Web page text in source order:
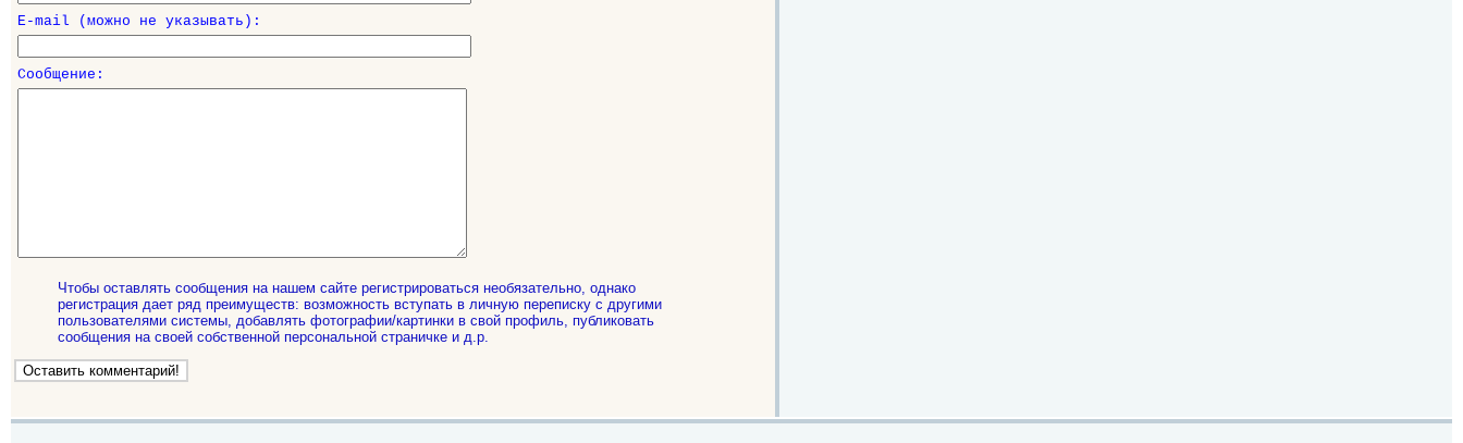
E-mail (можно не указывать):
Сообщение:
Чтобы оставлять сообщения на нашем сайте регистрироваться необязательно, однако
регистрация дает ряд преимуществ: возможность вступать в личную переписку с другими
пользователями системы, добавлять фотографии/картинки в свой профиль, публиковать
сообщения на своей собственной персональной страничке и д.р.